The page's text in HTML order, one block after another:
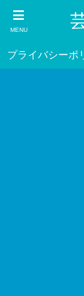
MENU
プライバシーポ